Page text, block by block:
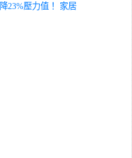
降23%壓力值！
家居